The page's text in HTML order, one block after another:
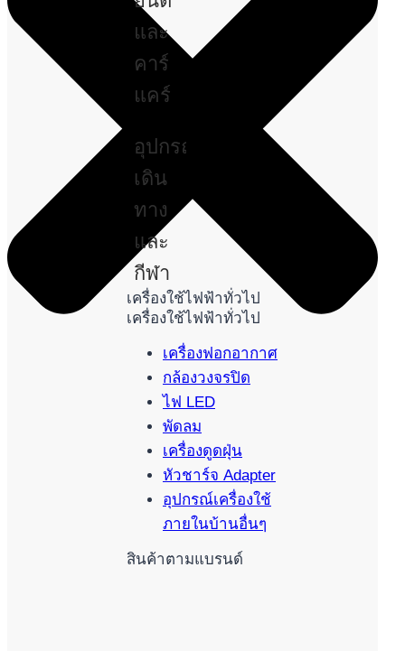
และ
คาร์
แคร์
อุปกรณ์
เดิน
ทาง
และ
กีฬา
เครื่องใช้ไฟฟ้าทั่วไป
เครื่องใช้ไฟฟ้าทั่วไป
เครื่องฟอกอากาศ
กล้องวงจรปิด
ไฟ LED
พัดลม
เครื่องดูดฝุ่น
หัวชาร์จ Adapter
อุปกรณ์เครื่องใช้
ภายในบ้านอื่นๆ
สินค้าตามแบรนด์